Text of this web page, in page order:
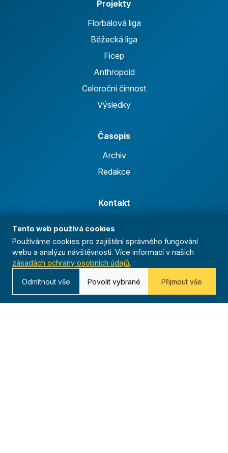
Projekty
Florbalová liga
Běžecká liga
Ficep
Anthropoid
Celoroční činnost
Výsledky
Časopis
Archiv
Redakce
Kontakt
625 00 Brno
IČO 00544833
ustredi@orel.cz
Kontaktujte nás
Tento web používá cookies
Používáme cookies pro zajištění správného fungování
webu a analýzu návštěvnosti. Více informací v našich
zásadách ochrany osobních údajů.
Odmítnout vše Povolit vybrané Přijmout vše